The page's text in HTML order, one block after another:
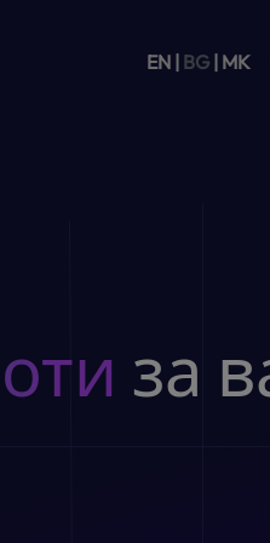
EN BG MK
за